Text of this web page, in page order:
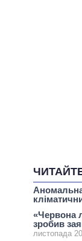
Аномальна
«Червона
зробив
листопада